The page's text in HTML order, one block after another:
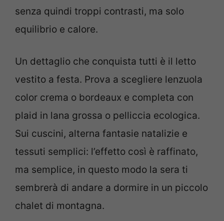
senza quindi troppi contrasti, ma solo
equilibrio e calore.
Un dettaglio che conquista tutti è il letto
vestito a festa. Prova a scegliere lenzuola
color crema o bordeaux e completa con
plaid in lana grossa o pelliccia ecologica.
Sui cuscini, alterna fantasie natalizie e
tessuti semplici: l’effetto così è raffinato,
ma semplice, in questo modo la sera ti
sembrerà di andare a dormire in un piccolo
chalet di montagna.